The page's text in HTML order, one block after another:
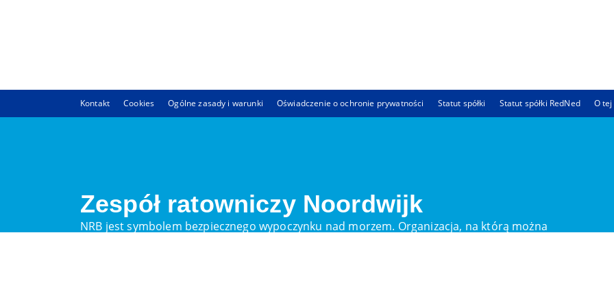
Kontakt Cookies Ogólne zasady i warunki Oświadczenie o ochronie prywatności Statut spółki Statut spółki RedNed O
Zespół ratowniczy Noordwijk
NRB jest symbolem bezpiecznego wypoczynku nad morzem. Organizacja, na którą można